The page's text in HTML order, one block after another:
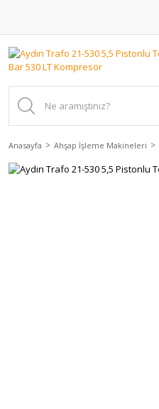
Anasayfa Ahşap İşleme Makineleri